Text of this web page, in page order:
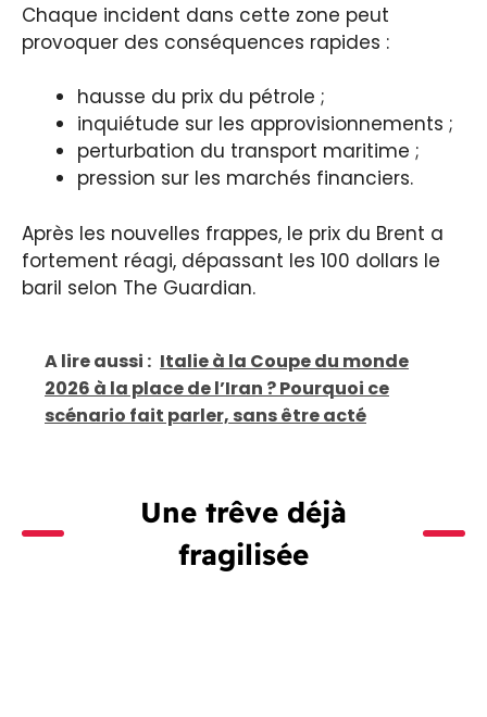
Chaque incident dans cette zone peut
provoquer des conséquences rapides :
hausse du prix du pétrole ;
inquiétude sur les approvisionnements ;
perturbation du transport maritime ;
pression sur les marchés financiers.
Après les nouvelles frappes, le prix du Brent a
fortement réagi, dépassant les 100 dollars le
baril selon The Guardian.
A lire aussi : Italie à la Coupe du monde
2026 à la place de l’Iran ? Pourquoi ce
scénario fait parler, sans être acté
Une trêve déjà
fragilisée